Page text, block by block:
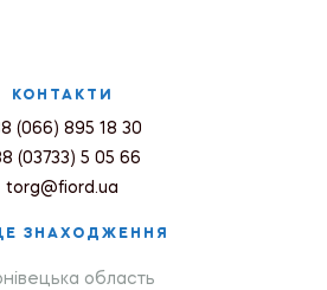
КОНТАКТИ
(066) 895 18 30
(03733) 5 05 66
torg@fiord.ua
ЗНАХОДЖЕННЯ
область